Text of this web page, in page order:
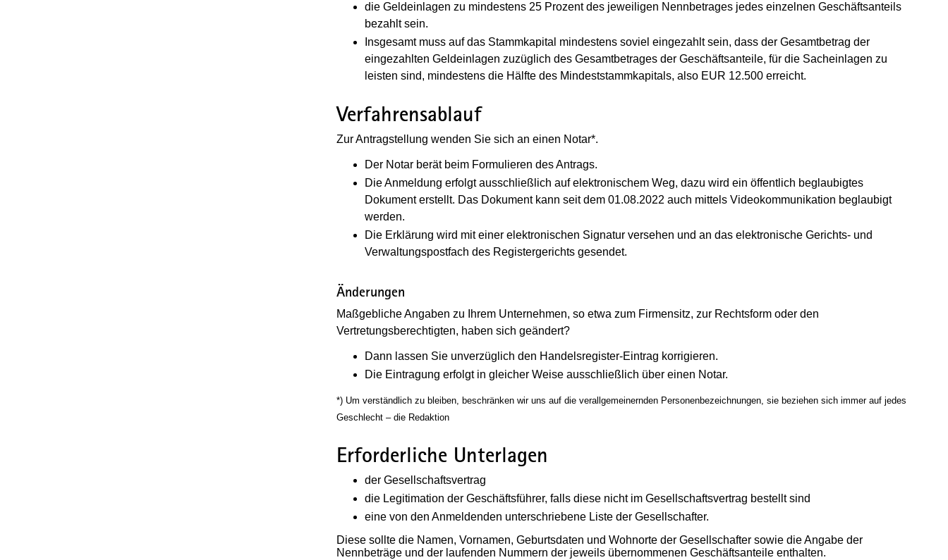
die Geldeinlagen zu mindestens 25 Prozent des jeweiligen Nennbetrages jedes einzelnen Geschäftsanteils
bezahlt sein.
Insgesamt muss auf das Stammkapital mindestens soviel eingezahlt sein, dass der Gesamtbetrag der
eingezahlten Geldeinlagen zuzüglich des Gesamtbetrages der Geschäftsanteile, für die Sacheinlagen zu
leisten sind, mindestens die Hälfte des Mindeststammkapitals, also EUR 12.500 erreicht.
Verfahrensablauf
Zur Antragstellung wenden Sie sich an einen Notar*.
Der Notar berät beim Formulieren des Antrags.
Die Anmeldung erfolgt ausschließlich auf elektronischem Weg, dazu wird ein öffentlich beglaubigtes
Dokument erstellt. Das Dokument kann seit dem 01.08.2022 auch mittels Videokommunikation beglaubigt
werden.
Die Erklärung wird mit einer elektronischen Signatur versehen und an das elektronische Gerichts- und
Verwaltungspostfach des Registergerichts gesendet.
Änderungen
Maßgebliche Angaben zu Ihrem Unternehmen, so etwa zum Firmensitz, zur Rechtsform oder den
Vertretungsberechtigten, haben sich geändert?
Dann lassen Sie unverzüglich den Handelsregister-Eintrag korrigieren.
Die Eintragung erfolgt in gleicher Weise ausschließlich über einen Notar.
*) Um verständlich zu bleiben, beschränken wir uns auf die verallgemeinernden Personenbezeichnungen, sie beziehen sich immer auf jedes
Geschlecht – die Redaktion
Erforderliche Unterlagen
der Gesellschaftsvertrag
die Legitimation der Geschäftsführer, falls diese nicht im Gesellschaftsvertrag bestellt sind
eine von den Anmeldenden unterschriebene Liste der Gesellschafter.
Diese sollte die Namen, Vornamen, Geburtsdaten und Wohnorte der Gesellschafter sowie die Angabe der
Nennbeträge und der laufenden Nummern der jeweils übernommenen Geschäftsanteile enthalten.